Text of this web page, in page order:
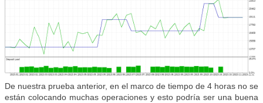
De nuestra prueba anterior, en el marco de tiempo de 4 horas no se
están colocando muchas operaciones y esto podría ser una buena